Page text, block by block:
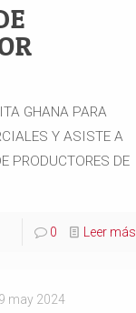
GHANA PARA
Y ASISTE A
PRODUCTORES DE
0 Leer más
may 2024